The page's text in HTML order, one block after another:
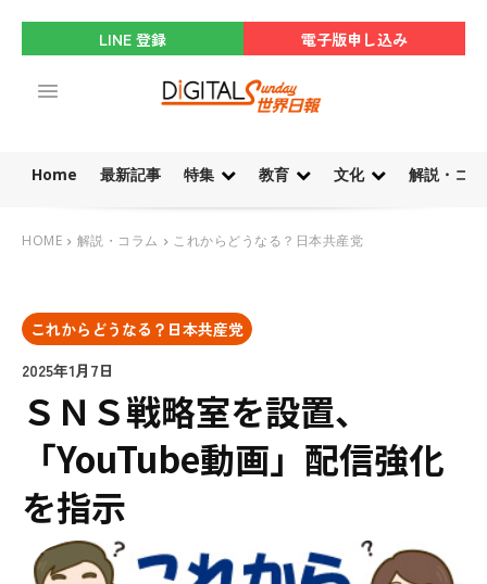
LINE 登録 電子版申し込み
Home 最新記事 特集 教育 文化 解説・コ
HOME 解説・コラム これからどうなる？日本共産党
これからどうなる？日本共産党
2025年1月7日
ＳＮＳ戦略室を設置、
「YouTube動画」配信強化
を指示